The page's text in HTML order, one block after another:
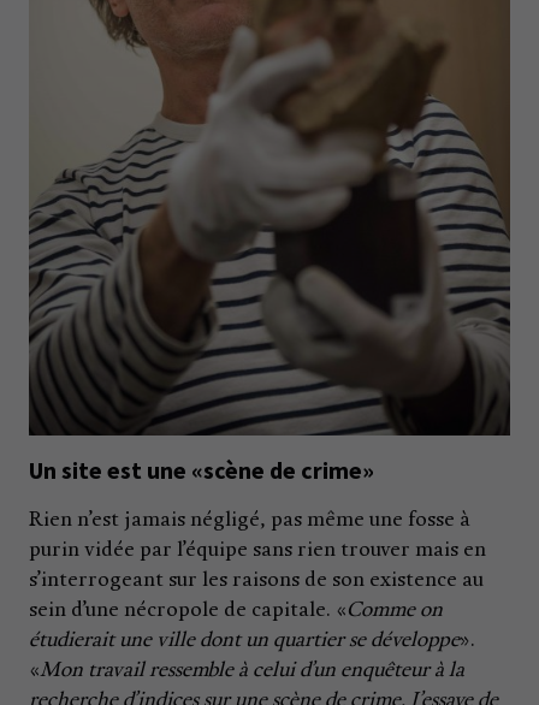
Un site est une «scène de crime»
Rien n’est jamais négligé, pas même une fosse à
purin vidée par l’équipe sans rien trouver mais en
s’interrogeant sur les raisons de son existence au
sein d’une nécropole de capitale. «Comme on
étudierait une ville dont un quartier se développe».
«Mon travail ressemble à celui d’un enquêteur à la
recherche d’indices sur une scène de crime. J’essaye de